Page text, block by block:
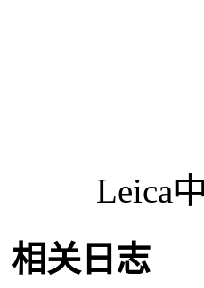
Leica
相关日志